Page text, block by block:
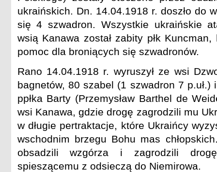
ukraińskich. Dn. 14.04.1918 r. doszło do
się 4 szwadron. Wszystkie ukraińskie
wsią Kanawa został zabity płk Kuncman,
pomoc dla broniących się szwadronów.
Rano 14.04.1918 r. wyruszył ze wsi
bagnetów, 80 szabel (1 szwadron 7 p.uł.)
ppłka Barty (Przemysław Barthel de
wsi Kanawa, gdzie drogę zagrodzili mu
w długie pertraktacje, które Ukraińcy
wschodnim brzegu Bohu mas
obsadzili wzgórza i zagrodzili drogę
spieszącemu z odsieczą do Niemirowa.